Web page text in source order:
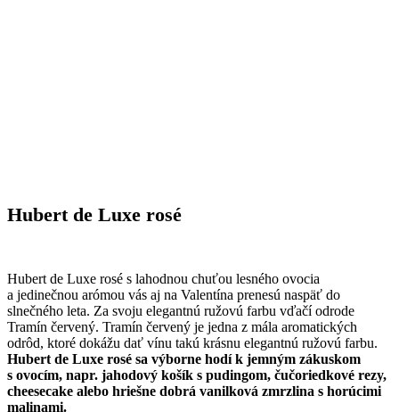
Hubert de Luxe rosé
Hubert de Luxe rosé s lahodnou chuťou lesného ovocia
a jedinečnou arómou vás aj na Valentína prenesú naspäť do
slnečného leta. Za svoju elegantnú ružovú farbu vďačí odrode
Tramín červený. Tramín červený je jedna z mála aromatických
odrôd, ktoré dokážu dať vínu takú krásnu elegantnú ružovú farbu.
Hubert de Luxe rosé sa výborne hodí k jemným zákuskom
s ovocím, napr. jahodový košík s pudingom, čučoriedkové rezy,
cheesecake alebo hriešne dobrá vanilková zmrzlina s horúcimi
malinami.